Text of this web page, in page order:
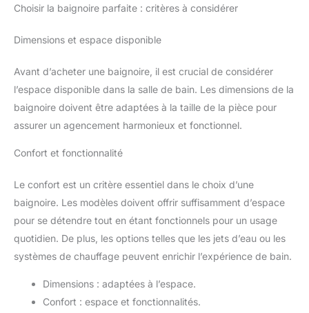
Choisir la baignoire parfaite : critères à considérer
Dimensions et espace disponible
Avant d’acheter une baignoire, il est crucial de considérer
l’espace disponible dans la salle de bain. Les dimensions de la
baignoire doivent être adaptées à la taille de la pièce pour
assurer un agencement harmonieux et fonctionnel.
Confort et fonctionnalité
Le confort est un critère essentiel dans le choix d’une
baignoire. Les modèles doivent offrir suffisamment d’espace
pour se détendre tout en étant fonctionnels pour un usage
quotidien. De plus, les options telles que les jets d’eau ou les
systèmes de chauffage peuvent enrichir l’expérience de bain.
Dimensions : adaptées à l’espace.
Confort : espace et fonctionnalités.